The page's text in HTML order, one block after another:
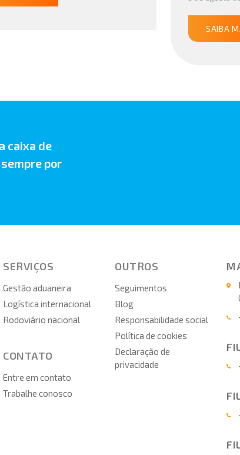
SAIBA
caixa de
por
SERVIÇOS
Gestão aduaneira
Logística internacional
Rodoviário nacional
CONTATO
Entre em contato
Trabalhe conosco
OUTROS
Seguimentos
Blog
Responsabilidade social
Política de cookies
Declaração de
privacidade